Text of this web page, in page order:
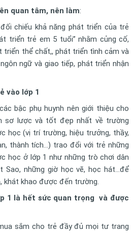
quan tâm, nên làm:
chiếu khả năng phát triển của trẻ
triển trẻ em 5 tuổi” nhằm củng cố,
triển thể chất,, phát triển tình cảm và
ngữ và giao tiếp, phát triển nhận
vào lớp 1
bậc phụ huynh nên giới thiệu cho
sơ lược và tốt đẹp nhất về trường
học (vị trí trường, hiệu trưởng, thầy,
thành tích…) trao đổi với trẻ những
học ở lớp 1 như những trò chơi dân
Sao, những giờ học vẽ, học hát…để
khát khao được đến trường.
1 là hết sức quan trọng và được
sắm cho trẻ đầy đủ mọi tư trang